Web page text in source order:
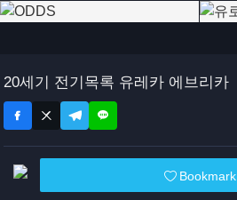
20세기 전기목록 유레카 에브리카
Bookmark